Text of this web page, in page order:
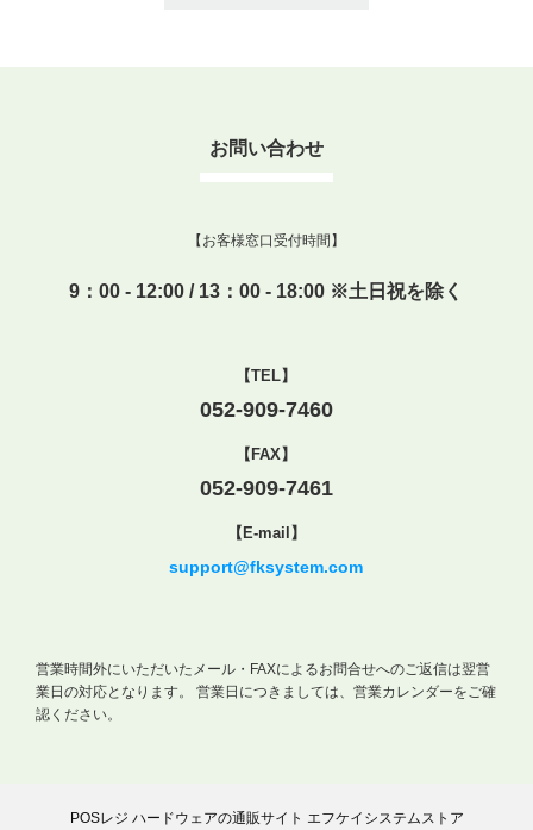
お問い合わせ
【お客様窓口受付時間】
9：00 - 12:00 / 13：00 - 18:00 ※土日祝を除く
【TEL】
052-909-7460
【FAX】
052-909-7461
【E-mail】
support@fksystem.com
営業時間外にいただいたメール・FAXによるお問合せへのご返信は翌営
業日の対応となります。
営業日につきましては、営業カレンダーをご確
認ください。
POSレジ ハードウェアの通販サイト エフケイシステムストア